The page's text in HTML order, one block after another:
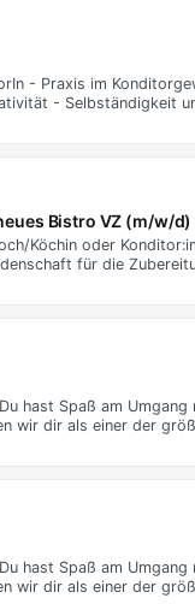
- Praxis im
- Selbständigkeit
Bistro VZ (m/w/d)
Köchin oder
für die
hast Spaß am
wir dir als einer der
hast Spaß am
wir dir als einer der